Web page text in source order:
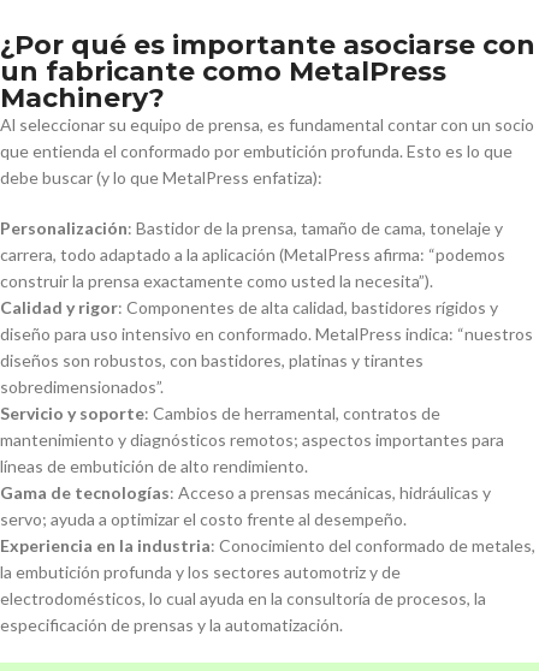
¿Por qué es importante asociarse con
un fabricante como MetalPress
Machinery?
Al seleccionar su equipo de prensa, es fundamental contar con un socio
que entienda el conformado por embutición profunda. Esto es lo que
debe buscar (y lo que MetalPress enfatiza):
Personalización: Bastidor de la prensa, tamaño de cama, tonelaje y
carrera, todo adaptado a la aplicación (MetalPress afirma: “podemos
construir la prensa exactamente como usted la necesita”).
Calidad y rigor: Componentes de alta calidad, bastidores rígidos y
diseño para uso intensivo en conformado. MetalPress indica: “nuestros
diseños son robustos, con bastidores, platinas y tirantes
sobredimensionados”.
Servicio y soporte: Cambios de herramental, contratos de
mantenimiento y diagnósticos remotos; aspectos importantes para
líneas de embutición de alto rendimiento.
Gama de tecnologías: Acceso a prensas mecánicas, hidráulicas y
servo; ayuda a optimizar el costo frente al desempeño.
Experiencia en la industria: Conocimiento del conformado de metales,
la embutición profunda y los sectores automotriz y de
electrodomésticos, lo cual ayuda en la consultoría de procesos, la
especificación de prensas y la automatización.